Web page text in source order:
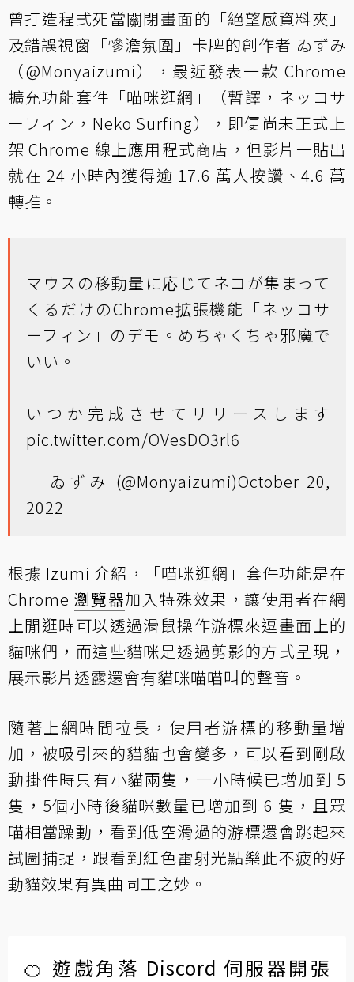
曾打造程式死當關閉畫面的「絕望感資料夾」
及錯誤視窗「慘澹氛圍」卡牌的創作者 ゐずみ
（@Monyaizumi），最近發表一款 Chrome
擴充功能套件「喵咪逛網」（暫譯，ネッコサ
ーフィン，Neko Surfing），即便尚未正式上
架 Chrome 線上應用程式商店，但影片一貼出
就在 24 小時內獲得逾 17.6 萬人按讚、4.6 萬
轉推。
マウスの移動量に応じてネコが集まって
くるだけのChrome拡張機能「ネッコサ
ーフィン」のデモ。めちゃくちゃ邪魔で
いい。
いつか完成させてリリースします
pic.twitter.com/OVesDO3rl6
— ゐずみ (@Monyaizumi)October 20,
2022
根據 Izumi 介紹，「喵咪逛網」套件功能是在
Chrome 瀏覽器加入特殊效果，讓使用者在網
上閒逛時可以透過滑鼠操作游標來逗畫面上的
貓咪們，而這些貓咪是透過剪影的方式呈現，
展示影片透露還會有貓咪喵喵叫的聲音。
隨著上網時間拉長，使用者游標的移動量增
加，被吸引來的貓貓也會變多，可以看到剛啟
動掛件時只有小貓兩隻，一小時候已增加到 5
隻，5個小時後貓咪數量已增加到 6 隻，且眾
喵相當躁動，看到低空滑過的游標還會跳起來
試圖捕捉，跟看到紅色雷射光點樂此不疲的好
動貓效果有異曲同工之妙。
🍊 遊戲角落 Discord 伺服器開張